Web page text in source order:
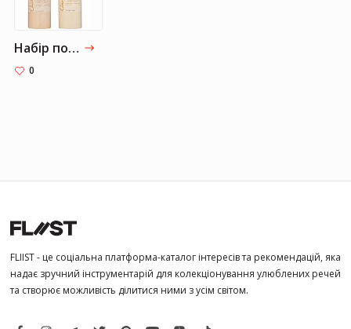
Набір по догляду за волоссям Carols Daughter Almond Milk Hair Care
0
FLIIST - це соціальна платформа-каталог інтересів та рекомендацій, яка
надає зручний інструментарій для колекціонування улюблених речей
та створює можливість ділитися ними з усім світом.